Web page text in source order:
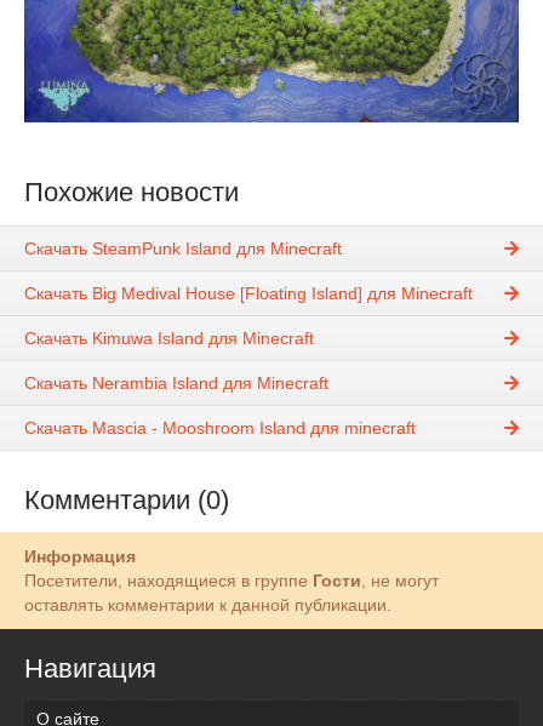
Похожие новости
Скачать SteamPunk Island для Minecraft
Скачать Big Medival House [Floating Island] для Minecraft
Скачать Kimuwa Island для Minecraft
Скачать Nerambia Island для Minecraft
Скачать Mascia - Mooshroom Island для minecraft
Комментарии (0)
Информация
Посетители, находящиеся в группе Гости , не могут
оставлять комментарии к данной публикации.
Навигация
О сайте